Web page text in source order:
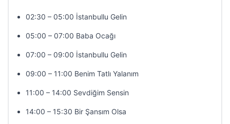
02:30 – 05:00 İstanbullu Gelin
05:00 – 07:00 Baba Ocağı
07:00 – 09:00 İstanbullu Gelin
09:00 – 11:00 Benim Tatlı Yalanım
11:00 – 14:00 Sevdiğim Sensin
14:00 – 15:30 Bir Şansım Olsa